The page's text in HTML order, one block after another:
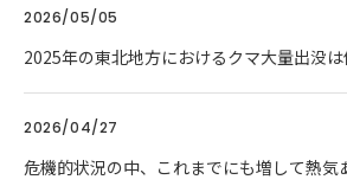
2026/05/05
2025年の東北地方におけるクマ大量出没
2026/04/27
危機的状況の中、これまでにも増して熱気